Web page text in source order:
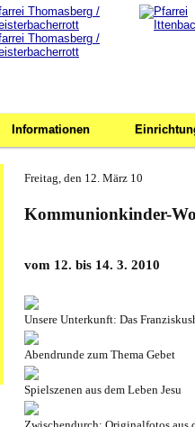
Informationen
Freitag, den 12. März 10
Kommunionkinder-
vom 12. bis 14. 3. 2010
Unsere Unterkunft: Das
Abendrunde zum Thema Gebet
Spielszenen aus dem Leben Jesu